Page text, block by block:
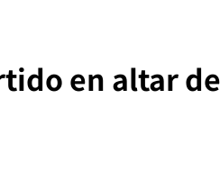
en altar